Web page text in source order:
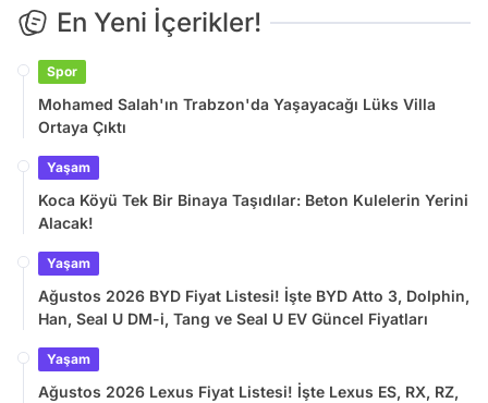
En Yeni İçerikler!
Spor
Mohamed Salah'ın Trabzon'da Yaşayacağı Lüks Villa
Ortaya Çıktı
Yaşam
Koca Köyü Tek Bir Binaya Taşıdılar: Beton Kulelerin Yerini
Alacak!
Yaşam
Ağustos 2026 BYD Fiyat Listesi! İşte BYD Atto 3, Dolphin,
Han, Seal U DM-i, Tang ve Seal U EV Güncel Fiyatları
Yaşam
Ağustos 2026 Lexus Fiyat Listesi! İşte Lexus ES, RX, RZ,